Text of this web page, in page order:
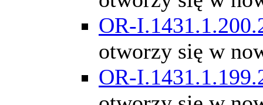
OR-
otworzy się w
OR-